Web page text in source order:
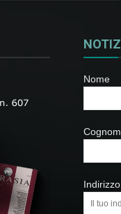
Nome